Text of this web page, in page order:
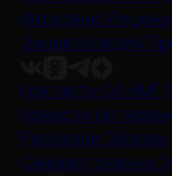
Интервью
Энциклопедия
Контакты Об НМГ
Новости
Рецензии Обзоры
Снимается кино